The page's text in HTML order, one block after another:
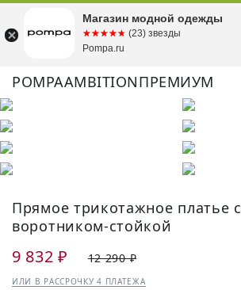
POMPAAMBITIONПРЕМИУМ
Прямое трикотажное платье с
воротником-стойкой
9 832 ₽ 12 290 ₽
ИЛИ В РАССРОЧКУ 4 ПЛАТЕЖА
Магазин модной одежды
☆☆☆☆☆
★★★★★ (23) звезды
Pompa.ru